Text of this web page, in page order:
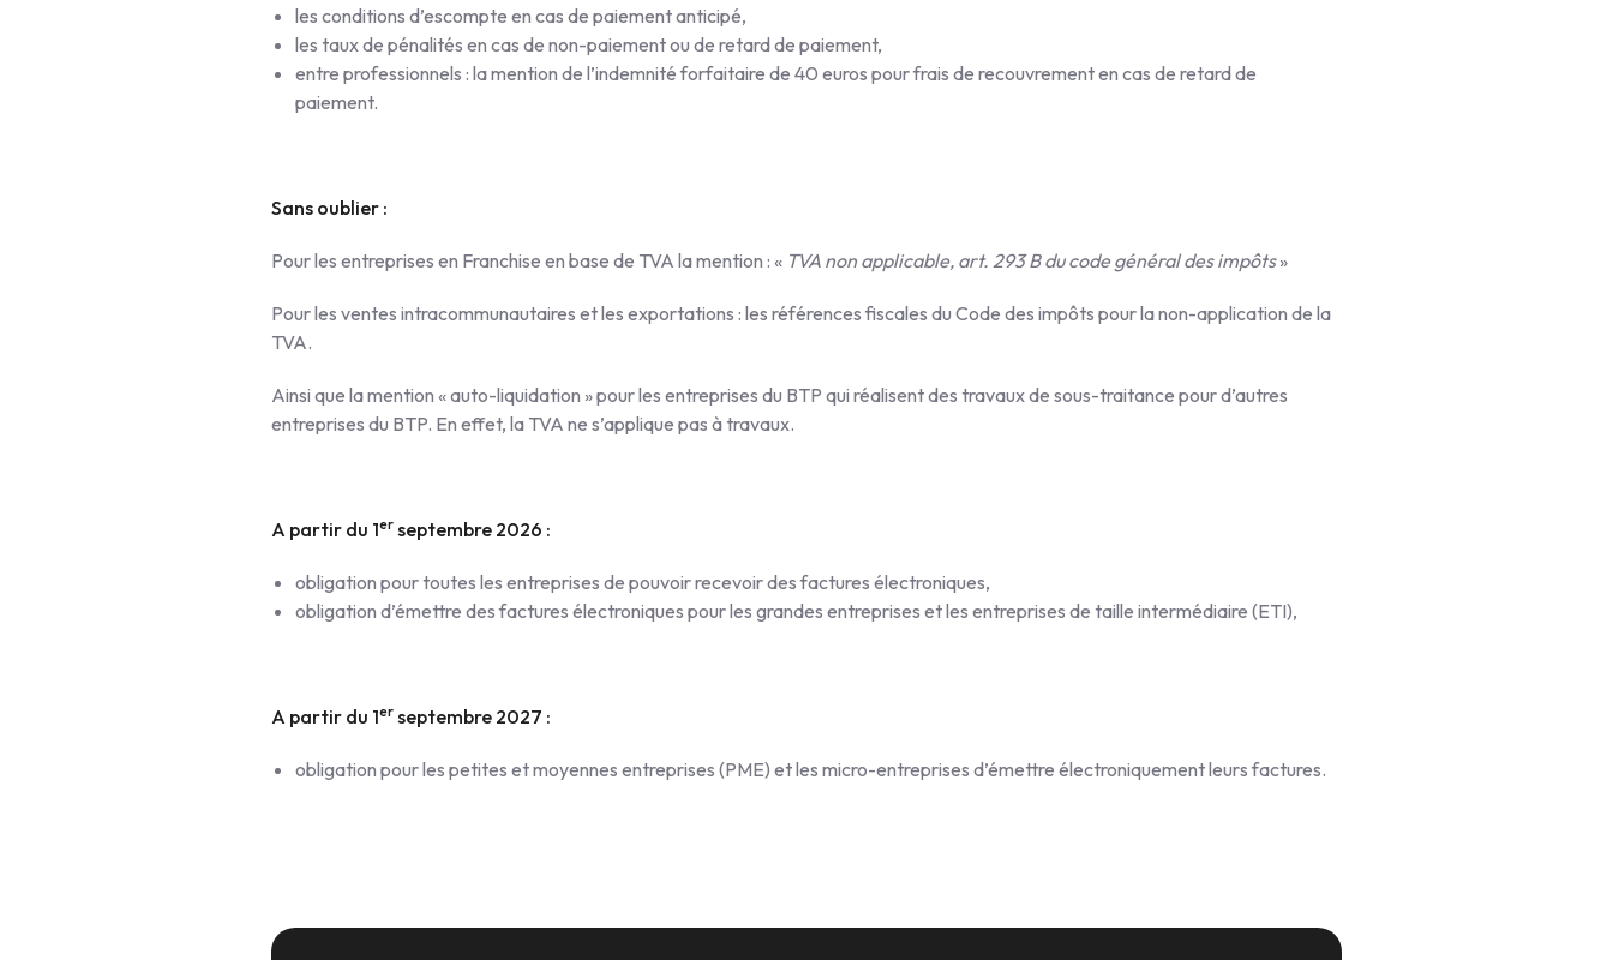
les conditions d’escompte en cas de paiement anticipé,
les taux de pénalités en cas de non-paiement ou de retard de paiement,
entre professionnels : la mention de l’indemnité forfaitaire de 40 euros pour frais de recouvrement en cas de retard de
paiement.
Sans oublier :
Pour les entreprises en Franchise en base de TVA la mention : « TVA non applicable, art. 293 B du code général des impôts»
Pour les ventes intracommunautaires et les exportations : les références fiscales du Code des impôts pour la non-application de la
TVA.
Ainsi que la mention « auto-liquidation » pour les entreprises du BTP qui réalisent des travaux de sous-traitance pour d’autres
entreprises du BTP. En effet, la TVA ne s’applique pas à travaux.
A partir du 1er septembre 2026 :
obligation pour toutes les entreprises de pouvoir recevoir des factures électroniques,
obligation d’émettre des factures électroniques pour les grandes entreprises et les entreprises de taille intermédiaire (ETI),
A partir du 1er septembre 2027 :
obligation pour les petites et moyennes entreprises (PME) et les micro-entreprises d’émettre électroniquement leurs factures.